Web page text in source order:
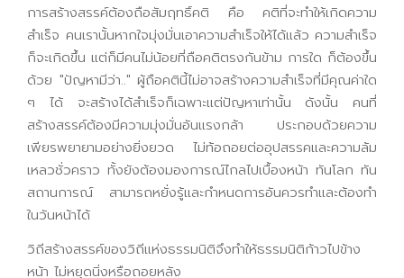
การสร้างสรรค์ต้องถือสัมฤทธิ์คติ คือ คติที่จะทำให้เกิดความ
สำเร็จ คนเรานั้นหากใจมุ่งมั่นเอาความสำเร็จให้ได้แล้ว ความสำเร็จ
ก็จะเกิดขึ้น แต่ก็มีคนไม่น้อยที่ถือคติตรงกันข้าม การใด ก็ต้องขึ้น
ด้วย "ปัญหามีว่า.." ผู้ถือคตินี้ไม่อาจสร้างความสำเร็จที่มีคุณค่าใด
ๆ ได้ จะสร้างได้สำเร็จก็เฉพาะแต่ปัญหาเท่านั้น ดังนั้น คนที่
สร้างสรรค์ต้องมีความมุ่งมั่นอันแรงกล้า ประกอบด้วยความ
เพียรพยายามอย่างยิ่งยวด ไม่ท้อถอยต่ออุปสรรคและความล้ม
เหลวชั่วคราว ทั้งยังต้องมองการณ์ไกลไปเบื้องหน้า ทันโลก ทัน
สถานการณ์ สามารถหยั่งรู้และกำหนดการอันควรทำและต้องทำ
ในวันหน้าได้
วิถีสร้างสรรค์ของวิถีแห่งธรรมนิติจึงทำให้ธรรมนิติก้าวไปข้าง
หน้า ไม่หยุดนิ่งหรือถอยหลัง